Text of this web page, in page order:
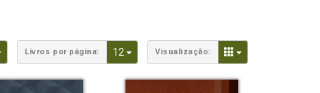
Toggle Dropdown
Livros por página: 12 Toggle Dropdown
Visualização: Toggle Dropdown